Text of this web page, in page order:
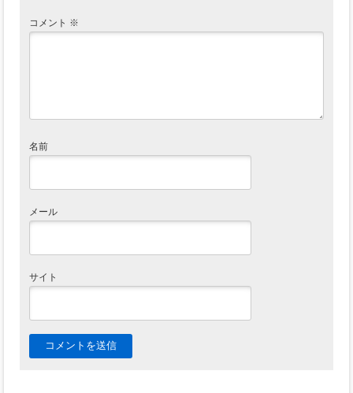
コメント ※
名前
メール
サイト